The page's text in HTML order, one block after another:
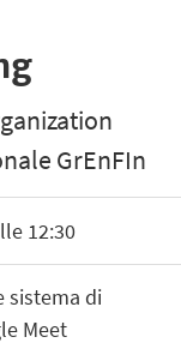
GrEnFIn
12:30
sistema di
Meet